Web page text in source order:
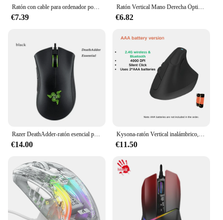
Ratón con cable para ordenador portátil, ordenador portátil, Juegos de PC y ratón de oficina, Microsoft, Windows, IOS, Esports, sensación mecánica
€7.39
Ratón Vertical Mano Derecha Óptico Ergonómico para Escritorio Mecánico 1600 DPI
€6.82
Razer DeathAdder-ratón esencial para juegos por cable, Sensor óptico de 6400DPI, Cable ligero para ordenador portátil de escritorio, jugadores de deportes electrónicos
€14.00
Kysona-ratón Vertical inalámbrico, periférico ergonómico con Bluetooth, RGB, recargable, 4000DPI, 6 botones de silencio para tableta, portátil, ordenador, PC
€11.50